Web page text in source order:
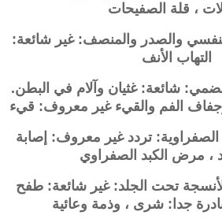
، قلة الصفيحات
والصدر والمنصف: غير شائعة:
التهاب الأنف
شائعة: غثيان وآلام في البطن.
الفم والقيءغير معروف: قيء
الصفراوية: تردد غير معروف: إصابة
، مرض الكبد الصفراوي
تحت الجلد: غير شائعة: طفح
جدا: شرى ، وذمة وعائية